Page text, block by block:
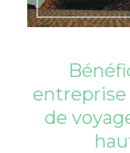
entreprise
de